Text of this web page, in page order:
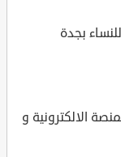
بجدة
الالكترونية و